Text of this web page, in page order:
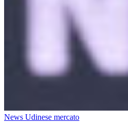
News Udinese mercato